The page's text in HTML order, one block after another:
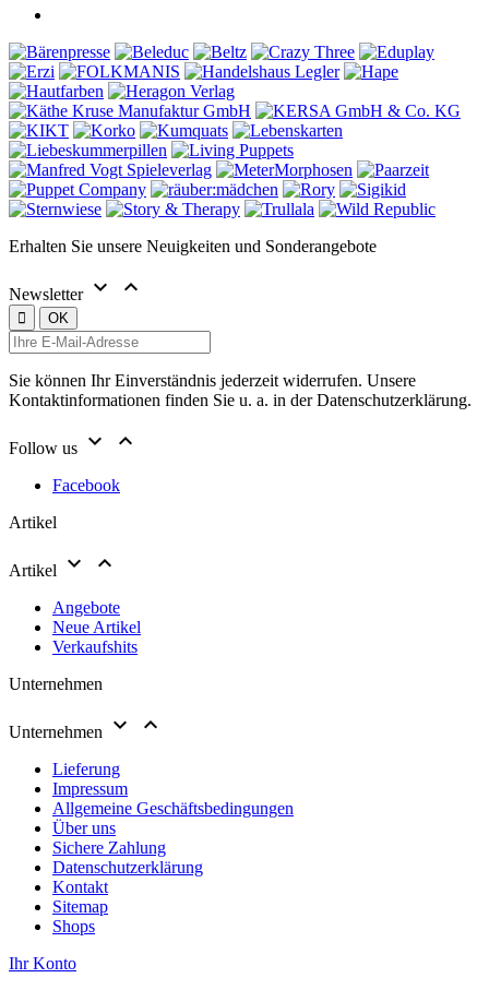
Erhalten Sie unsere Neuigkeiten und Sonderangebote
Newsletter  
Sie können Ihr Einverständnis jederzeit widerrufen. Unsere
Kontaktinformationen finden Sie u. a. in der Datenschutzerklärung.
Follow us  
Facebook
Artikel
Artikel  
Angebote
Neue Artikel
Verkaufshits
Unternehmen
Unternehmen  
Lieferung
Impressum
Allgemeine Geschäftsbedingungen
Über uns
Sichere Zahlung
Datenschutzerklärung
Kontakt
Sitemap
Shops
Ihr Konto